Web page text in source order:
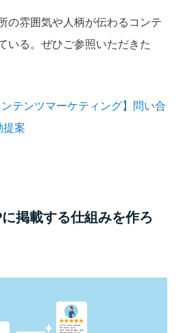
の雰囲気や人柄が伝わるコンテ
いる。ぜひご参照いただきた
ンテンツマーケティング】問い合
提案
掲載する仕組みを作ろ